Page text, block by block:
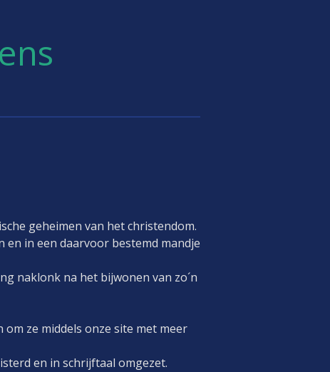
geheimen van het christendom.
en in een daarvoor bestemd mandje
naklonk na het bijwonen van zo´n
ze middels onze site met meer
en in schrijftaal omgezet.